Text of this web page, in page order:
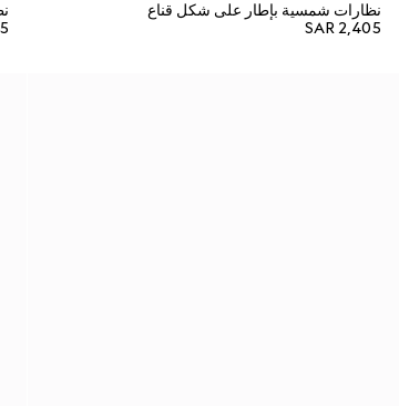
نظارات شمسية بإطار على شكل قناع
SAR 2,405